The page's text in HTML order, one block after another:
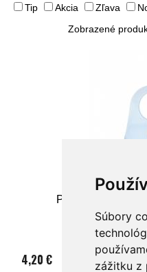
Súbory
zážitku z
Tip Akcia Zľava
Zobrazené
Podbradník
4,20 €